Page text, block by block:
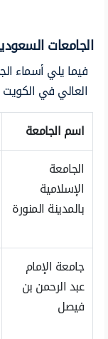
الجامعات
فيما يلي أسماء
العالي في
اسم الجامعة
الجامعة
الإسلامية
بالمدينة المنورة
جامعة الإمام
عبد الرحمن بن
فيصل